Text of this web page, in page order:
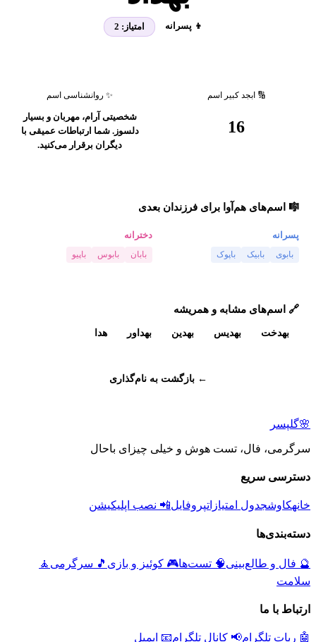
👦 پسرانه امتیاز: 2
🔢 ابجد کبیر اسم
16
✨ روانشناسی اسم
شخصیتی آرام، مهربان و بسیار
دلسوز. شما ارتباطات عمیقی با
دیگران برقرار می‌کنید.
🎼 اسم‌های هم‌آوا برای فرزندان بعدی
پسرانه
بابوی بابیک باپوک
دخترانه
بابان بابوس باپیو
🔗 اسم‌های مشابه و همریشه
بهدخت بهدیس بهدین بهداور هدا
← بازگشت به نام‌گذاری
🌸گلپسر
سرگرمی، فال، تست هوش و خیلی چیزای باحال
دسترسی سریع
خانهکاوشجدول امتیازاتپروفایل📲 نصب اپلیکیشن
دسته‌بندی‌ها
🔮 فال و طالع‌بینی🧠 تست‌ها🎮 کوئیز و بازی 🎵 سرگرمی 🧘
سلامت
ارتباط با ما
🤖 ربات تلگرام📢 کانال تلگرام📧 ایمیل